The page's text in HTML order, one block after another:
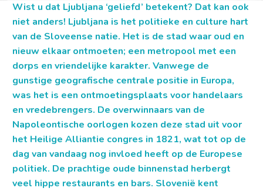
Wist u dat Ljubljana ‘geliefd’ betekent? Dat kan ook
niet anders! Ljubljana is het politieke en culture hart
van de Sloveense natie. Het is de stad waar oud en
nieuw elkaar ontmoeten; een metropool met een
dorps en vriendelijke karakter. Vanwege de
gunstige geografische centrale positie in Europa,
was het is een ontmoetingsplaats voor handelaars
en vredebrengers. De overwinnaars van de
Napoleontische oorlogen kozen deze stad uit voor
het Heilige Alliantie congres in 1821, wat tot op de
dag van vandaag nog invloed heeft op de Europese
politiek. De prachtige oude binnenstad herbergt
veel hippe restaurants en bars. Slovenië kent